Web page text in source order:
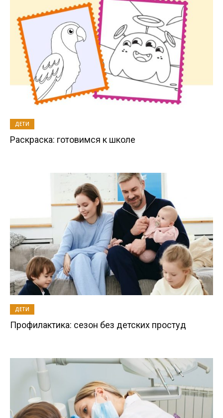
ДЕТИ
Раскраска: готовимся к школе
ДЕТИ
Профилактика: сезон без детских простуд